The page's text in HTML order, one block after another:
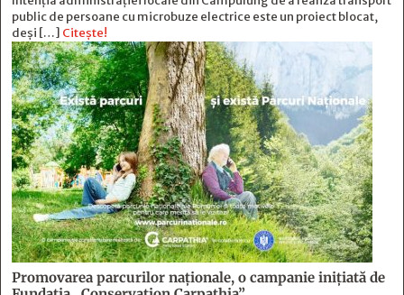
public de persoane cu microbuze electrice este un proiect blocat,
deși […] Citește!
Promovarea parcurilor naționale, o campanie inițiată de